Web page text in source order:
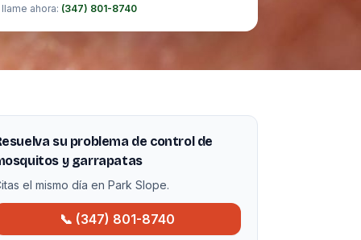
llame ahora: (347) 801-8740
su problema de control de
y garrapatas
el mismo día en Park Slope.
📞 (347) 801-8740